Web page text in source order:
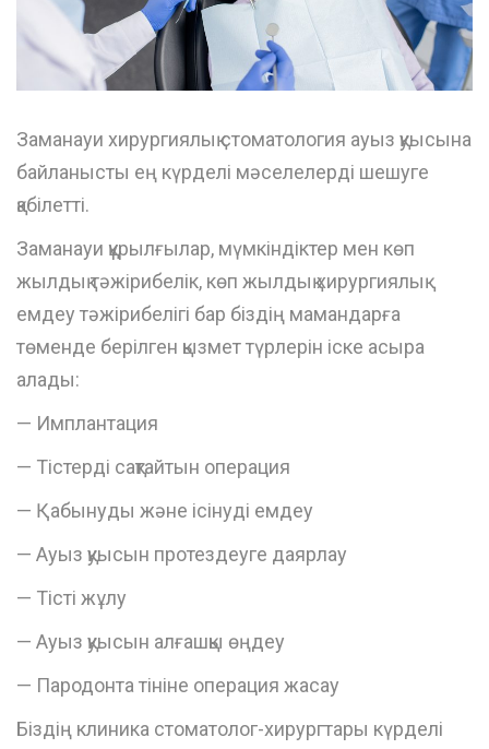
Заманауи хирургиялық стоматология ауыз қуысына
байланысты ең күрделі мәселелерді шешуге
қабілетті.
Заманауи құрылғылар, мүмкіндіктер мен көп
жылдық тәжірибелік, көп жылдық хирургиялық
емдеу тәжірибелігі бар біздің мамандарға
төменде берілген қызмет түрлерін іске асыра
алады:
— Имплантация
— Тістерді сақтайтын операция
— Қабынуды және ісінуді емдеу
— Ауыз қуысын протездеуге даярлау
— Тісті жұлу
— Ауыз қуысын алғашқы өңдеу
— Пародонта тініне операция жасау
Біздің клиника стоматолог-хирургтары күрделі